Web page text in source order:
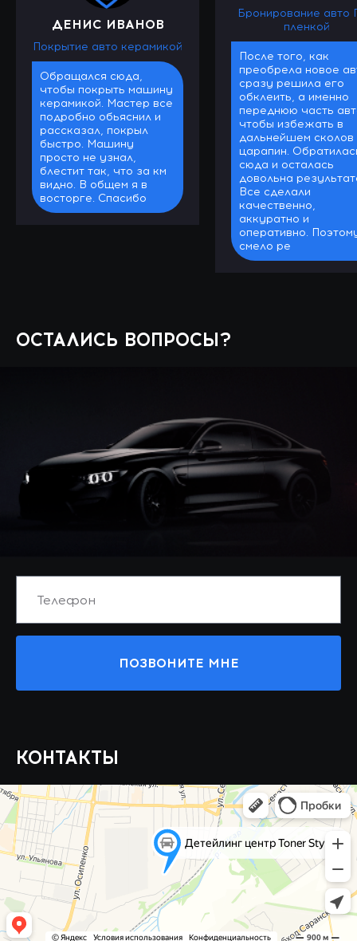
ДЕНИС ИВАНОВ
Покрытие авто керамикой
Обращался сюда,
чтобы покрыть машину
керамикой. Мастер все
подробно обьяснил и
рассказал, покрыл
быстро. Машину
просто не узнал,
блестит так, что за км
видно. В общем я в
восторге. Спасибо
Бронирование авто
пленкой
После того, как
преобрела новое
сразу решила его
обклеить, а именно
переднюю часть
чтобы избежать в
дальнейшем сколов
царапин.
сюда и осталась
довольна
Все сделали
качественно,
аккуратно и
оперативно.
смело ре
ОСТАЛИСЬ ВОПРОСЫ?
ПОЗВОНИТЕ МНЕ
КОНТАКТЫ